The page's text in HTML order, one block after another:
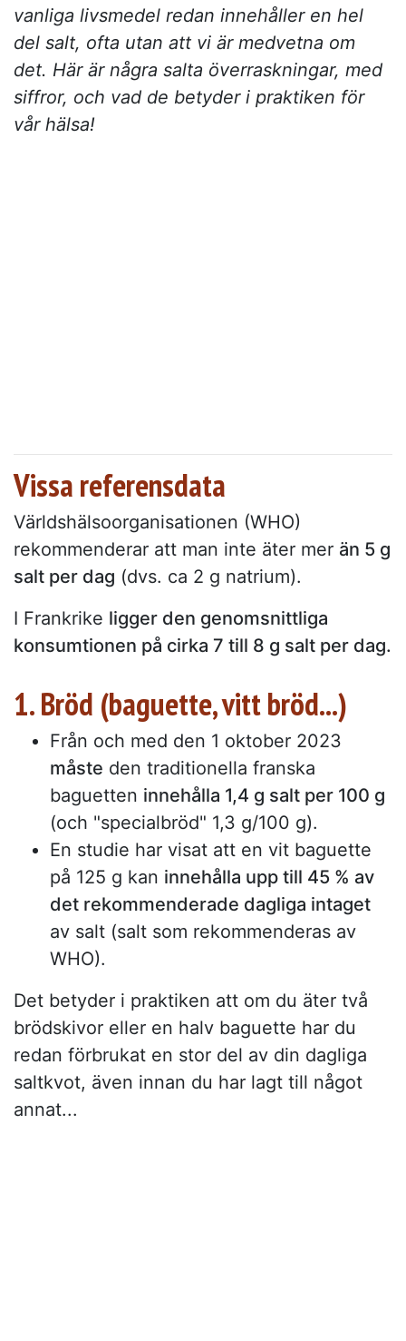
vanliga livsmedel redan innehåller en hel
del salt, ofta utan att vi är medvetna om
det. Här är några salta överraskningar, med
siffror, och vad de betyder i praktiken för
vår hälsa!
Vissa referensdata
Världshälsoorganisationen (WHO)
rekommenderar att man inte äter mer än 5 g
salt per dag (dvs. ca 2 g natrium).
I Frankrike ligger den genomsnittliga
konsumtionen på cirka 7 till 8 g salt per dag.
1. Bröd (baguette, vitt bröd...)
Från och med den 1 oktober 2023
måste den traditionella franska
baguetten innehålla 1,4 g salt per 100 g
(och "specialbröd" 1,3 g/100 g).
En studie har visat att en vit baguette
på 125 g kan innehålla upp till 45 % av
det rekommenderade dagliga intaget
av salt (salt som rekommenderas av
WHO).
Det betyder i praktiken att om du äter två
brödskivor eller en halv baguette har du
redan förbrukat en stor del av din dagliga
saltkvot, även innan du har lagt till något
annat...